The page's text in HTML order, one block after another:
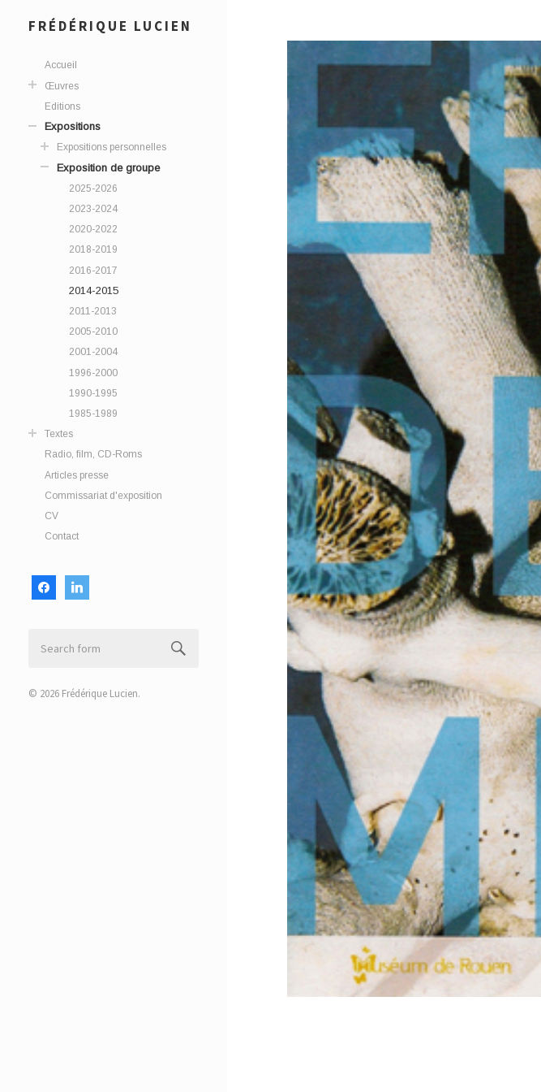
FRÉDÉRIQUE LUCIEN
Accueil
Œuvres
Editions
Expositions
Expositions personnelles
Exposition de groupe
2025-2026
2023-2024
2020-2022
2018-2019
2016-2017
2014-2015
2011-2013
2005-2010
2001-2004
1996-2000
1990-1995
1985-1989
Textes
Radio, film, CD-Roms
Articles presse
Commissariat d'exposition
CV
Contact
facebooklinkedin
© 2026 Frédérique Lucien.